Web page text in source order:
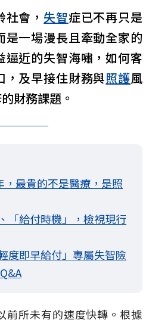
會， 失智症已不再只是
是一場漫長且牽動全家的
逼近的失智海嘯，如何客
，及早接住財務與照護風
財務課題。
最貴的不是醫療，是照
「給付時機」，檢視現行
度即早給付」專屬失智險
前所未有的速度快轉。根據